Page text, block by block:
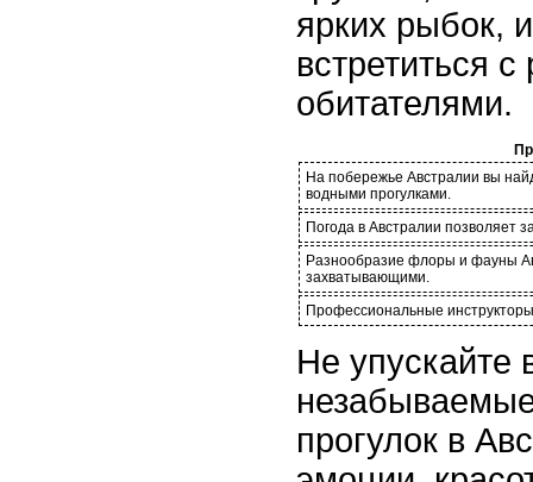
ярких рыбок,
встретиться
обитателями.
На побережье Австралии вы
водными прогулками.
Погода в Австралии позволяет
Разнообразие флоры и фауны
захватывающими.
Профессиональные
Не упускайте
прогулок в